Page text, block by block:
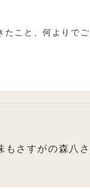
こと、何よりでご
さすがの森八